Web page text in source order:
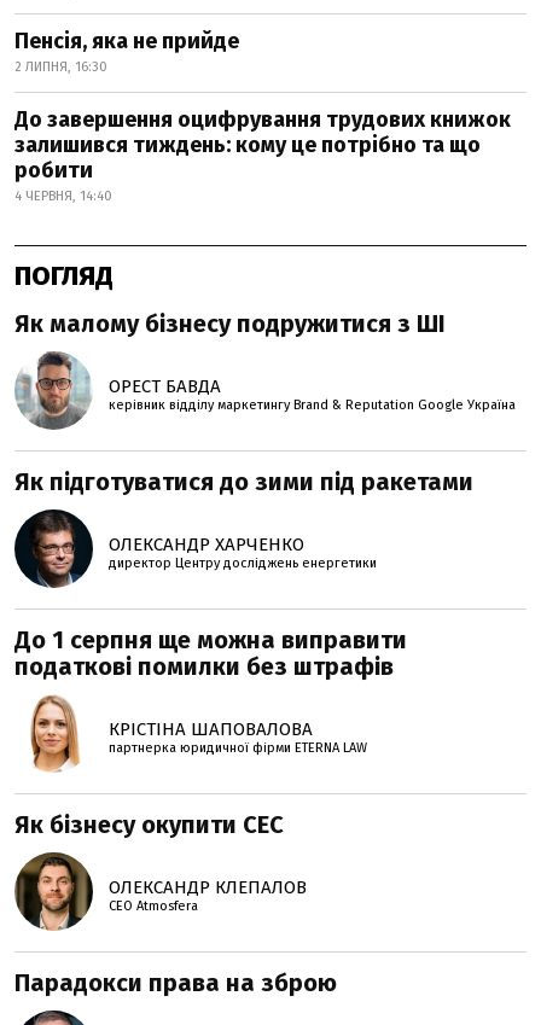
Пенсія, яка не прийде
2 ЛИПНЯ, 16:30
До завершення оцифрування трудових книжок
залишився тиждень: кому це потрібно та що
робити
4 ЧЕРВНЯ, 14:40
ПОГЛЯД
Як малому бізнесу подружитися з ШІ
ОРЕСТ БАВДА
керівник відділу маркетингу Brand & Reputation Google Україна
Як підготуватися до зими під ракетами
ОЛЕКСАНДР ХАРЧЕНКО
директор Центру досліджень енергетики
До 1 серпня ще можна виправити
податкові помилки без штрафів
КРІСТІНА ШАПОВАЛОВА
партнерка юридичної фірми ETERNA LAW
Як бізнесу окупити СЕС
ОЛЕКСАНДР КЛЕПАЛОВ
СЕО Atmosfera
Парадокси права на зброю